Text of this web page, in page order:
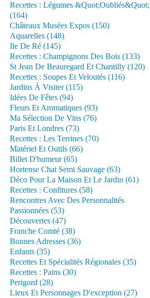
Recettes : Légumes &Quot;Oubliés&Quot;
(164)
Châteaux Musées Expos (150)
Aquarelles (148)
Ile De Ré (145)
Recettes : Champignons Des Bois (133)
St Jean De Beauregard Et Chantilly (120)
Recettes : Soupes Et Veloutés (116)
Jardins À Visiter (115)
Idées De Fêtes (94)
Fleurs Et Aromatiques (93)
Ma Sélection De Vins (76)
Paris Et Londres (73)
Recettes : Les Terrines (70)
Matériel Et Outils (66)
Billet D'humeur (65)
Hortense Chat Semi Sauvage (63)
Déco Pour La Maison Et Le Jardin (61)
Recettes : Confitures (58)
Rencontres Avec Des Personnalités
Passionnées (53)
Découvertes (47)
Franche Comté (38)
Bonnes Adresses (36)
Enfants (35)
Recettes Et Spécialités Régionales (35)
Recettes : Pains (30)
Perigord (28)
Lieux Et Personnages D'exception (27)